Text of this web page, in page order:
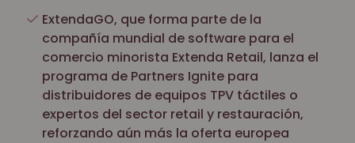
ExtendaGO, que forma parte de la
compañía mundial de software para el
comercio minorista Extenda Retail, lanza el
programa de Partners Ignite para
distribuidores de equipos TPV táctiles o
expertos del sector retail y restauración,
reforzando aún más la oferta europea